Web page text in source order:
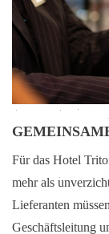
Für das Hotel
mehr als
Lieferanten
Geschäftsleitung